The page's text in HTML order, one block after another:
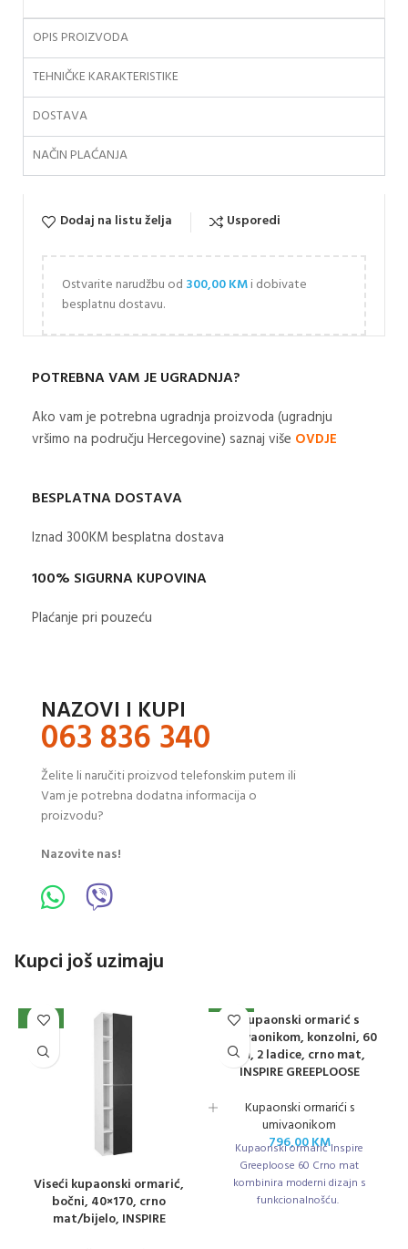
OPIS PROIZVODA
TEHNIČKE KARAKTERISTIKE
DOSTAVA
NAČIN PLAĆANJA
Dodaj na listu želja Usporedi
Ostvarite narudžbu od 300,00KMi dobivate
besplatnu dostavu.
POTREBNA VAM JE UGRADNJA?
Ako vam je potrebna ugradnja proizvoda (ugradnju
vršimo na području Hercegovine) saznaj više OVDJE
BESPLATNA DOSTAVA
Iznad 300KM besplatna dostava​
100% SIGURNA KUPOVINA
Plaćanje pri pouzeću
NAZOVI I KUPI
063 836 340
Želite li naručiti proizvod telefonskim putem ili
Vam je potrebna dodatna informacija o
proizvodu?
Nazovite nas!
Kupci još uzimaju
NOVO
Viseći kupaonski ormarić,
bočni, 40×170, crno
mat/bijelo, INSPIRE
NOVOKupaonski ormarić s
umivaonikom, konzolni, 60
cm, 2 ladice, crno mat,
INSPIRE GREEPLOOSE
Kupaonski ormarići s
umivaonikom
796,00KM
Kupaonski ormarić Inspire
Greeploose 60 Crno mat
kombinira moderni dizajn s
funkcionalnošću.